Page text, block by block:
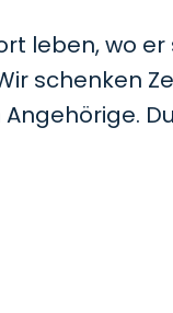
leben, wo
schenken